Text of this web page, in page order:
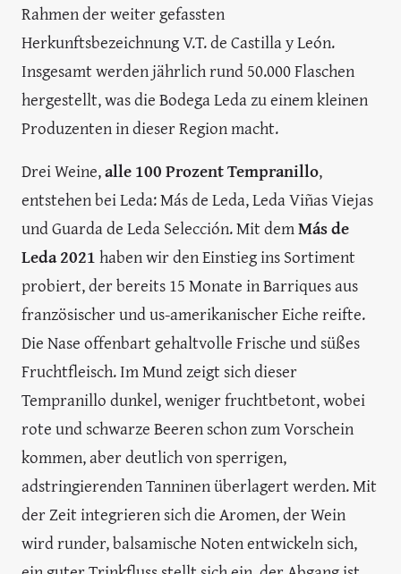
Rahmen der weiter gefassten
Herkunftsbezeichnung V.T. de Castilla y León.
Insgesamt werden jährlich rund 50.000 Flaschen
hergestellt, was die Bodega Leda zu einem kleinen
Produzenten in dieser Region macht.
Drei Weine,alle 100 Prozent Tempranillo,
entstehen bei Leda: Más de Leda, Leda Viñas Viejas
und Guarda de Leda Selección. Mit demMás de
Leda 2021haben wir den Einstieg ins Sortiment
probiert, der bereits 15 Monate in Barriques aus
französischer und us-amerikanischer Eiche reifte.
Die Nase offenbart gehaltvolle Frische und süßes
Fruchtfleisch. Im Mund zeigt sich dieser
Tempranillo dunkel, weniger fruchtbetont, wobei
rote und schwarze Beeren schon zum Vorschein
kommen, aber deutlich von sperrigen,
adstringierenden Tanninen überlagert werden. Mit
der Zeit integrieren sich die Aromen, der Wein
wird runder, balsamische Noten entwickeln sich,